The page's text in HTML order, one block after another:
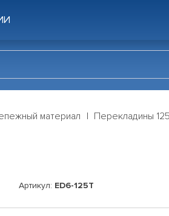
материал Перекладины
Артикул: ED6-125T